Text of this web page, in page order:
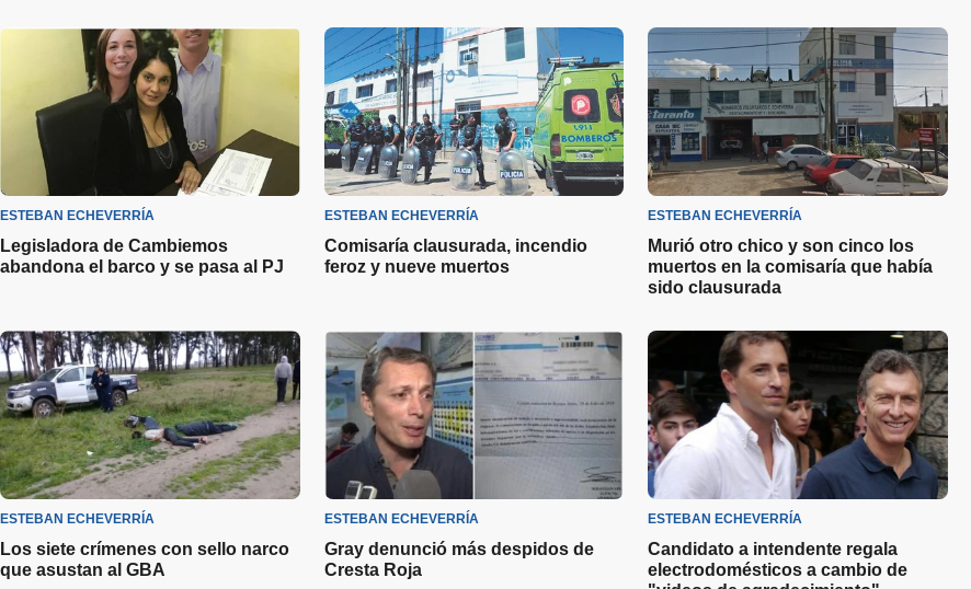
ESTEBAN ECHEVERRÍA
Legisladora de Cambiemos
abandona el barco y se pasa al PJ
ESTEBAN ECHEVERRÍA
Comisaría clausurada, incendio
feroz y nueve muertos
ESTEBAN ECHEVERRÍA
Murió otro chico y son cinco los
muertos en la comisaría que había
sido clausurada
ESTEBAN ECHEVERRÍA
Los siete crímenes con sello narco
que asustan al GBA
ESTEBAN ECHEVERRÍA
Gray denunció más despidos de
Cresta Roja
ESTEBAN ECHEVERRÍA
Candidato a intendente regala
electrodomésticos a cambio de